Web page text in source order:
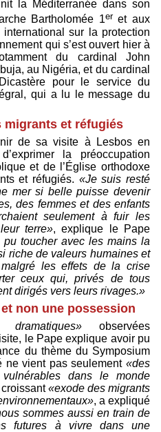
la Méditerranée dans son
Bartholomée 1er et aux
sur la protection
qui s’est ouvert hier à
du cardinal John
au Nigéria, et du cardinal
pour le service du
qui a lu le message du
migrants et réfugiés
de sa visite à Lesbos en
la préoccupation
et de l’Église orthodoxe
et réfugiés. «Je suis resté
mer si belle puisse devenir
des femmes et des enfants
seulement à fuir les
terre», explique le Pape
pu toucher avec les mains la
riche de valeurs humaines et
les effets de la crise
ceux qui, privés de tous
dirigés vers leurs rivages.»
non une possession
dramatiques»observées
le Pape explique avoir pu
du thème du Symposium
ne vient pas seulement «des
dans le monde
«exode des migrants
, a expliqué
sommes aussi en train de
futures à vivre dans une